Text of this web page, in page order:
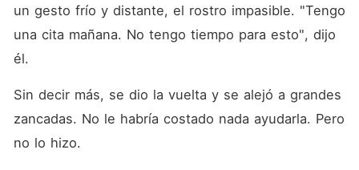
un gesto frío y distante, el rostro impasible. "Tengo
una cita mañana. No tengo tiempo para esto", dijo
él.
Sin decir más, se dio la vuelta y se alejó a grandes
zancadas. No le habría costado nada ayudarla. Pero
no lo hizo.